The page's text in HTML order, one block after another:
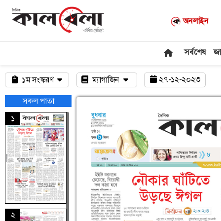
অনলাইন
সর্বশেষ
১ম সংস্করণ
সকল পাতা
১
২
ম্যাগাজিন ২৭-১২-২০২৩